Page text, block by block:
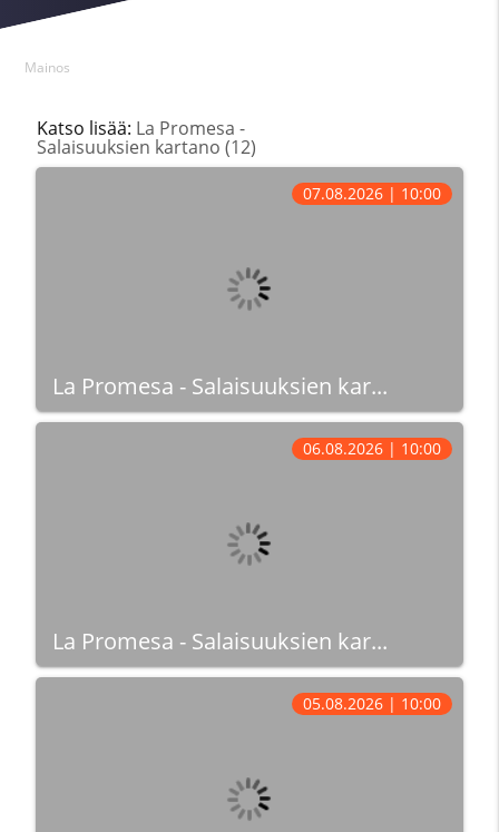
Mainos
Katso lisää: La Promesa -
Salaisuuksien kartano (12)
La Promesa - Salaisuuksien kar...
07.08.2026 | 10:00
La Promesa - Salaisuuksien kar...
06.08.2026 | 10:00
05.08.2026 | 10:00